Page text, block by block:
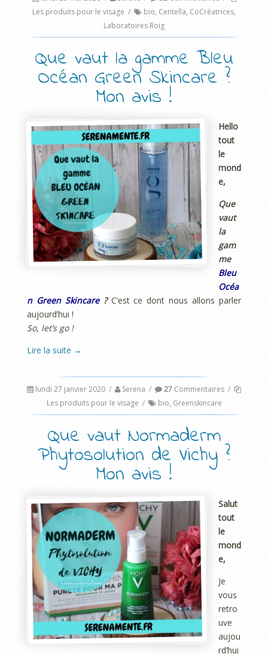
Les produits pour le visage / bio, Centella, CoCréatrices,
Laboratoires Roig
Que vaut la gamme Bleu
Océan Green Skincare ?
Mon avis !
Hello
tout
le
mond
e,
Que
vaut
la
gam
me
Bleu
Océa
n Green Skincare? C’est ce dont nous allons parler
aujourd’hui !
So, let’s go !
Lire la suite →
lundi 27 janvier 2020 / Serena / 27 Commentaires /
Les produits pour le visage / bio, Greenskincare
Que vaut Normaderm
Phytosolution de Vichy ?
Mon avis !
Salut
tout
le
mond
e,
Je
vous
retro
uve
aujou
rd’hui